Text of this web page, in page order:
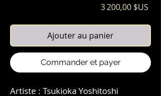
3 200,00 $US
Ajouter au panier
Commander et payer
Artiste : Tsukioka Yoshitoshi